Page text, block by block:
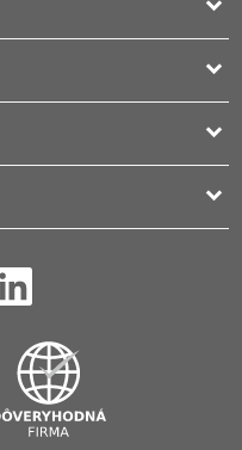
keyboard_arrow_down


